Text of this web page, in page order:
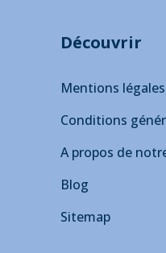
Découvrir
Mentions légales
Conditions
A propos de
Blog
Sitemap